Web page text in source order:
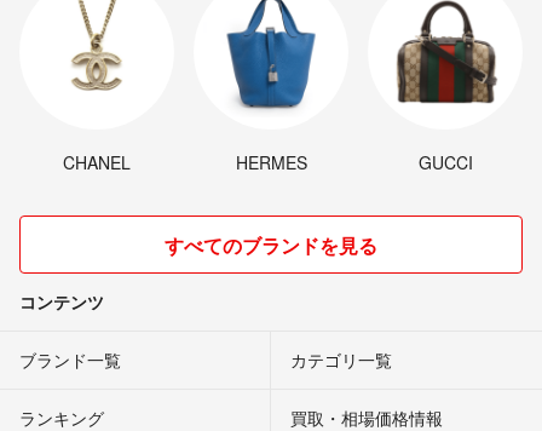
CHANEL HERMES GUCCI
すべてのブランドを見る
コンテンツ
ブランド一覧 カテゴリ一覧
ランキング 買取・相場価格情報